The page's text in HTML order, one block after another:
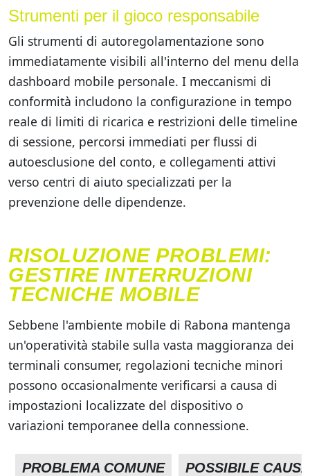
Strumenti per il gioco responsabile
Gli strumenti di autoregolamentazione sono
immediatamente visibili all'interno del menu della
dashboard mobile personale. I meccanismi di
conformità includono la configurazione in tempo
reale di limiti di ricarica e restrizioni delle timeline
di sessione, percorsi immediati per flussi di
autoesclusione del conto, e collegamenti attivi
verso centri di aiuto specializzati per la
prevenzione delle dipendenze.
RISOLUZIONE PROBLEMI:
GESTIRE INTERRUZIONI
TECNICHE MOBILE
Sebbene l'ambiente mobile di Rabona mantenga
un'operatività stabile sulla vasta maggioranza dei
terminali consumer, regolazioni tecniche minori
possono occasionalmente verificarsi a causa di
impostazioni localizzate del dispositivo o
variazioni temporanee della connessione.
PROBLEMA COMUNE POSSIBILE CAUSA